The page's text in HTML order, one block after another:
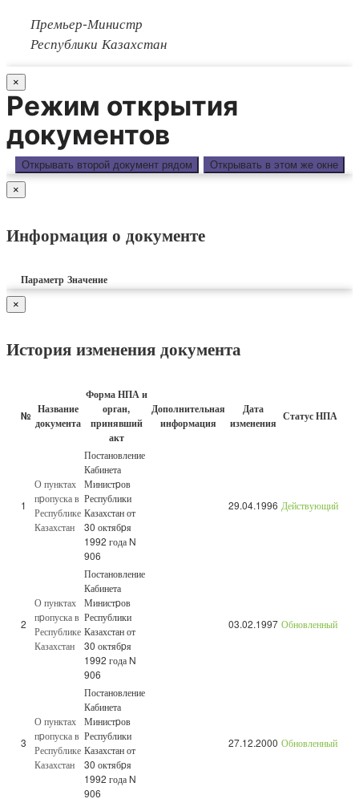
Премьер-Министр
Республики Казахстан
×
Режим открытия
документов
Открывать второй документ рядом Открывать в этом же окне
×
Информация о документе
Параметр Значение
×
История изменения документа
№ Название
документа
Форма НПА и
орган,
принявший
акт
Дополнительная
информация
Дата
изменения Статус НПА
1
О пунктах
пpопуска в
Республике
Казахстан
Постановление
Кабинета
Министpов
Республики
Казахстан от
30 октябpя
1992 года N
906
29.04.1996 Действующий
2
О пунктах
пpопуска в
Республике
Казахстан
Постановление
Кабинета
Министpов
Республики
Казахстан от
30 октябpя
1992 года N
906
03.02.1997 Обновленный
3
О пунктах
пpопуска в
Республике
Казахстан
Постановление
Кабинета
Министpов
Республики
Казахстан от
30 октябpя
1992 года N
906
27.12.2000 Обновленный